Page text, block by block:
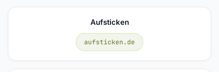
Aufsticken
aufsticken.de